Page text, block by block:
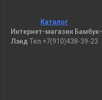
Каталог
Интернет-магазин Бамбук-
Лэнд Тел.+7(910)438-39-23